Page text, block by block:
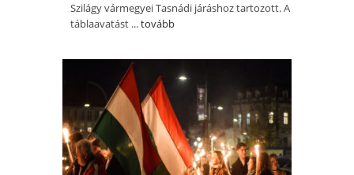
Szilágy vármegyei Tasnádi járáshoz tartozott. A
táblaavatást ...tovább